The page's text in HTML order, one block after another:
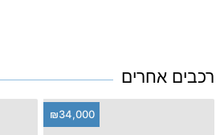
רכבים אחרים
₪34,000